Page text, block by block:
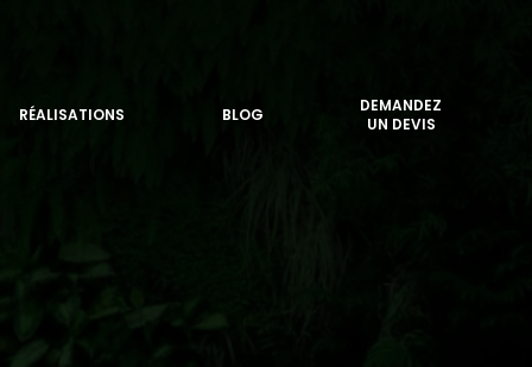
RÉALISATIONS BLOG
DEMANDEZ
UN DEVIS